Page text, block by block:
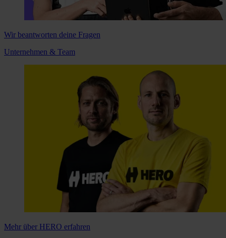
Wir beantworten deine Fragen
Unternehmen & Team
Mehr über HERO erfahren